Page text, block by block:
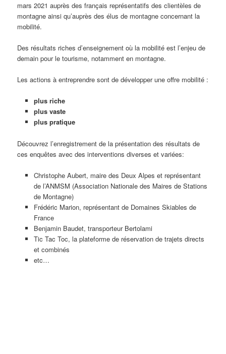
mars 2021 auprès des français représentatifs des clientèles de
montagne ainsi qu’auprès des élus de montagne concernant la
mobilité.
Des résultats riches d’enseignement où la mobilité est l’enjeu de
demain pour le tourisme, notamment en montagne.
Les actions à entreprendre sont de développer une offre mobilité :
plus riche
plus vaste
plus pratique
Découvrez l’enregistrement de la présentation des résultats de
ces enquêtes avec des interventions diverses et variées:
Christophe Aubert, maire des Deux Alpes et représentant
de l’ANMSM (Association Nationale des Maires de Stations
de Montagne)
Frédéric Marion, représentant de Domaines Skiables de
France
Benjamin Baudet, transporteur Bertolami
Tic Tac Toc, la plateforme de réservation de trajets directs
et combinés
etc…